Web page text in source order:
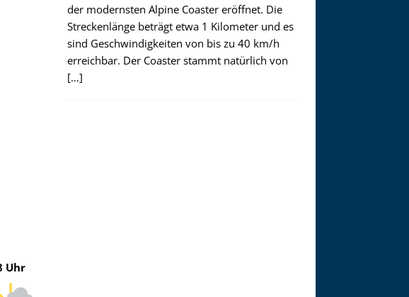
Uhr
der modernsten Alpine Coaster eröffnet. Die
Streckenlänge beträgt etwa 1 Kilometer und es
sind Geschwindigkeiten von bis zu 40 km/h
erreichbar. Der Coaster stammt natürlich von
[…]